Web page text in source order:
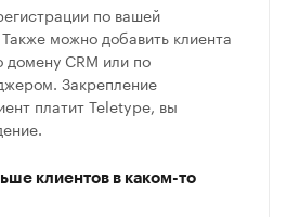
по вашей
можно добавить клиента
CRM или по
Закрепление
платит Teletype, вы
клиентов в каком-то